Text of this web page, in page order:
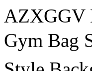
AZXGGV
Gym Bag